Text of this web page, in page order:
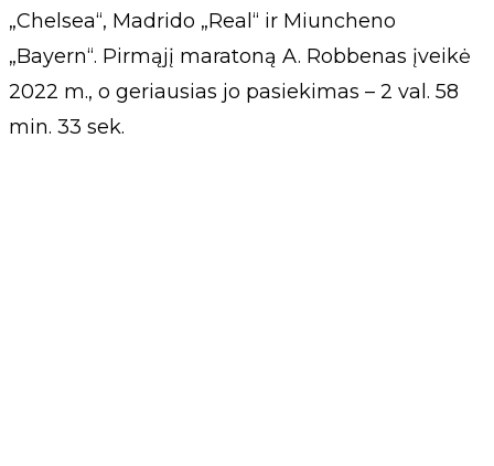
„Chelsea“, Madrido „Real“ ir Miuncheno
„Bayern“. Pirmąjį maratoną A. Robbenas įveikė
2022 m., o geriausias jo pasiekimas – 2 val. 58
min. 33 sek.